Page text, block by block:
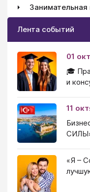
Занимательная
Лента событий
01
🎓
и
11
«Я –